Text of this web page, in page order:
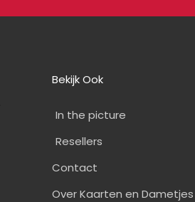
Bekijk Ook
In the picture
Resellers
Contact
Over Kaarten en Dametjes